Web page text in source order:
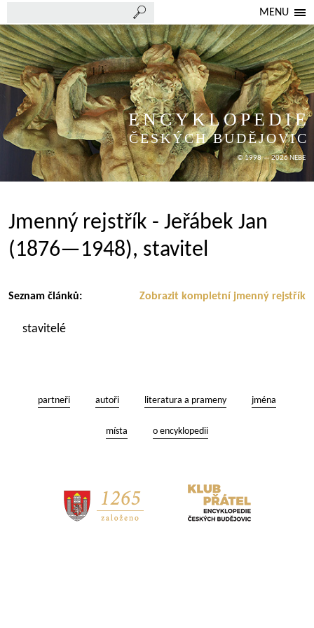
MENU
ENCYKLOPEDIE
ČESKÝCH BUDĚJOVIC
© 1998 — 2026 NEBE
Jmenný rejstřík - Jeřábek Jan
(1876—1948), stavitel
Zobrazit kompletní jmenný rejstřík
Seznam článků:
stavitelé
partneři autoři literatura a prameny jména
místa o encyklopedii